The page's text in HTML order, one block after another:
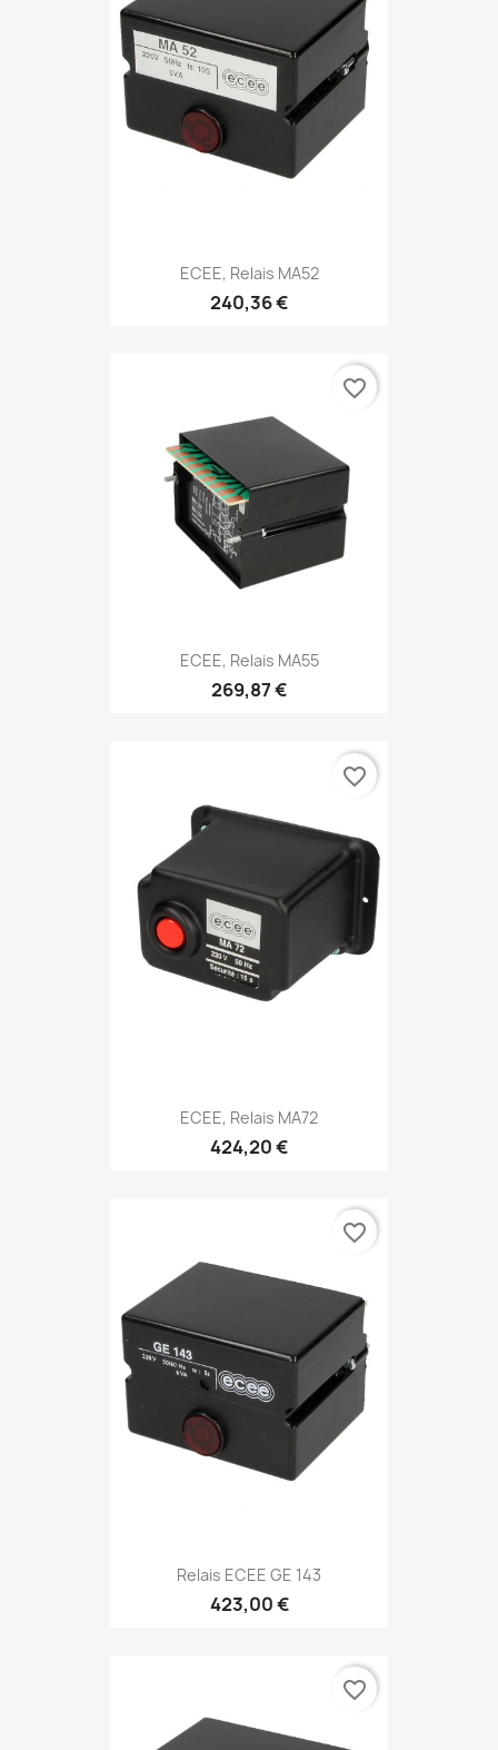
ECEE, Relais MA52
240,36 €
ECEE, Relais MA55
269,87 €
favorite_border
ECEE, Relais MA72
424,20 €
favorite_border
Relais ECEE GE 143
423,00 €
favorite_border
favorite_border